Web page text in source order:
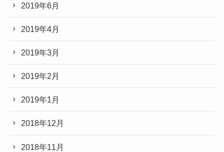
2019年6月
2019年4月
2019年3月
2019年2月
2019年1月
2018年12月
2018年11月